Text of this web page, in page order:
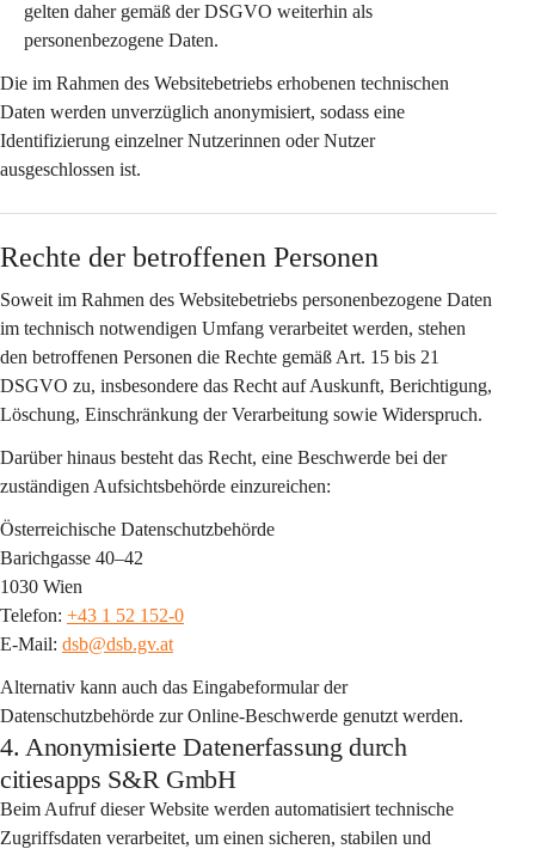
gelten daher gemäß der DSGVO weiterhin als
personenbezogene Daten.
Die im Rahmen des Websitebetriebs erhobenen technischen
Daten werden unverzüglich anonymisiert, sodass eine
Identifizierung einzelner Nutzerinnen oder Nutzer
ausgeschlossen ist.
Rechte der betroffenen Personen
Soweit im Rahmen des Websitebetriebs personenbezogene Daten
im technisch notwendigen Umfang verarbeitet werden, stehen
den betroffenen Personen die Rechte gemäß Art. 15 bis 21
DSGVO zu, insbesondere das Recht auf Auskunft, Berichtigung,
Löschung, Einschränkung der Verarbeitung sowie Widerspruch.
Darüber hinaus besteht das Recht, eine Beschwerde bei der
zuständigen Aufsichtsbehörde einzureichen:
Österreichische Datenschutzbehörde
Barichgasse 40–42
1030 Wien
Telefon: +43 1 52 152-0
E-Mail: dsb@dsb.gv.at
Alternativ kann auch das Eingabeformular der
Datenschutzbehörde zur Online-Beschwerde genutzt werden.
4. Anonymisierte Datenerfassung durch
citiesapps S&R GmbH
Beim Aufruf dieser Website werden automatisiert technische
Zugriffsdaten verarbeitet, um einen sicheren, stabilen und